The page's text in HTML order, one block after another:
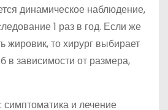
динамическое наблюдение,
1 раз в год. Если же
жировик, то хирург выбирает
в зависимости от размера,